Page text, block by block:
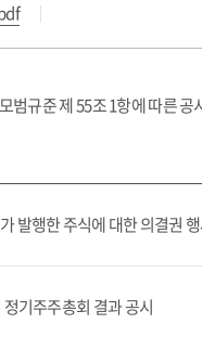
범규준 제 55조 1항에 따른 공
발행한 주식에 대한 의결권
정기주주총회 결과 공시